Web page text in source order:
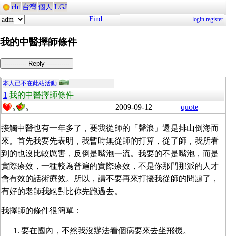
cht 台灣 個人 LGJ
adm
Find login register
我的中醫擇師條件
----------- Reply -----------
本人已不在此站活動
1 我的中醫擇師條件
0 0 2009-09-12 quote
接觸中醫也有一年多了，要我從師的「聲浪」還是排山倒海而
來。首先我要先表明，我暫時無從師的打算，從了師，我所看
到的也沒比較厲害，反倒是嘴泡一流。我要的不是嘴泡，而是
實際療效，一種較為普遍的實際療效，不是你那門那派的人才
會有效的話術療效。所以，請不要再來打擾我從師的問題了，
有好的老師我絕對比你先跑過去。
我擇師的條件很簡單：
要在國內，不然我沒辦法看個病要來去坐飛機。